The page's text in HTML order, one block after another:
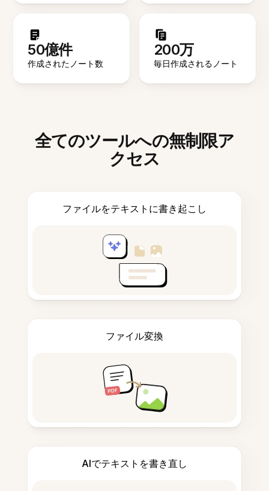
50億件
作成されたノート数
200万
毎日作成されるノート
全てのツールへの無制限ア
クセス
ファイルをテキストに書き起こし
ファイル変換
AIでテキストを書き直し